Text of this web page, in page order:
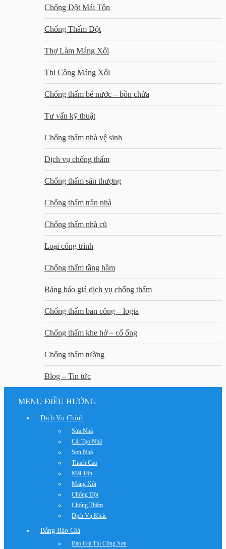
Chống Dột Mái Tôn
Chống Thấm Dột
Thợ Làm Máng Xối
Thi Công Máng Xối
Chống thấm bể nước – bồn chứa
Tư vấn kỹ thuật
Chống thấm nhà vệ sinh
Dịch vụ chống thấm
Chống thấm sân thượng
Chống thấm trần nhà
Chống thấm nhà cũ
Loại công trình
Chống thấm tầng hầm
Bảng báo giá dịch vụ chống thấm
Chống thấm ban công – logia
Chống thấm khe hở – cổ ống
Chống thấm tường
Blog – Tin tức
MENU ĐIỀU HƯỚNG
Dịch Vụ Chính
Sửa Nhà
Cải Tạo Nhà
Sơn Nhà
Thạch Cao
Mái Tôn
Máng Xối
Chống Dột
Chống Thấm
Dịch Vụ Khác
Bảng Báo Giá
Báo Giá Thi Công Sơn